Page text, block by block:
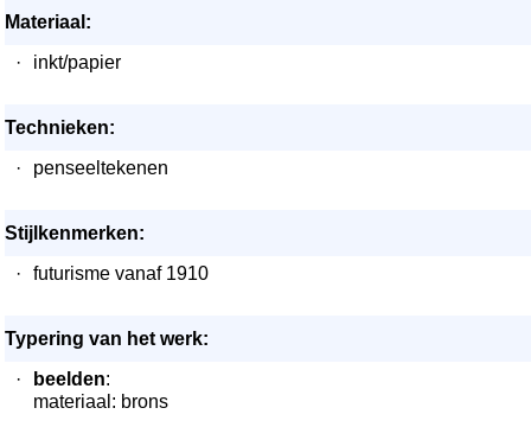
Materiaal:
·
inkt/papier
Technieken:
·
penseeltekenen
Stijlkenmerken:
·
futurisme vanaf 1910
Typering van het werk:
·
beelden:
materiaal: brons